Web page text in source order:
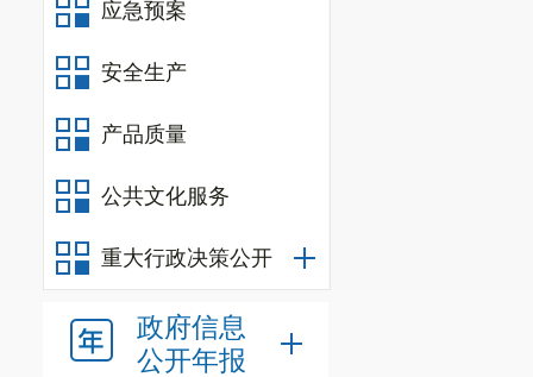
应急预案
安全生产
产品质量
公共文化服务
重大行政决策公开
政府信息
公开年报